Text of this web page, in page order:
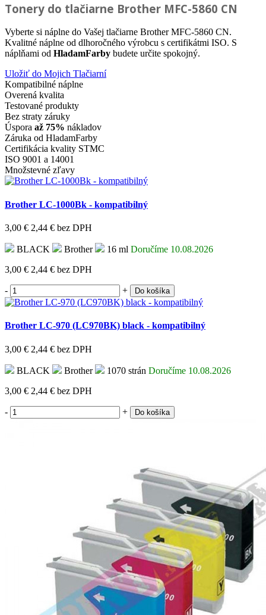
Tonery do tlačiarne Brother MFC-5860 CN
Vyberte si náplne do Vašej tlačiarne Brother MFC-5860 CN.
Kvalitné náplne od dlhoročného výrobcu s certifikátmi ISO. S
náplňami od HladamFarby budete určite spokojný.
Uložiť do Mojich Tlačiarní
Kompatibilné náplne
Overená kvalita
Testované produkty
Bez straty záruky
Úspora až 75% nákladov
Záruka od HladamFarby
Certifikácia kvality STMC
ISO 9001 a 14001
Množstevné zľavy
Brother LC-1000Bk - kompatibilný
3,00 € 2,44 € bez DPH
BLACK Brother 16 ml Doručíme 10.08.2026
3,00 € 2,44 € bez DPH
- + Do košíka
Brother LC-970 (LC970BK) black - kompatibilný
3,00 € 2,44 € bez DPH
BLACK Brother 1070 strán Doručíme 10.08.2026
3,00 € 2,44 € bez DPH
- + Do košíka